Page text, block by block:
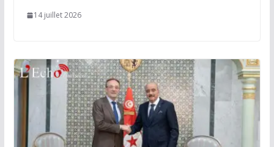
14 juillet 2026